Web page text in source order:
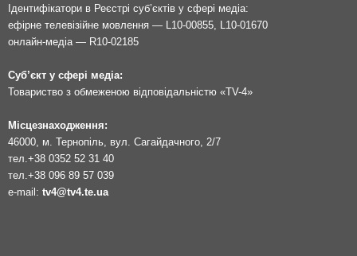
Ідентифікатори в Реєстрі суб’єктів у сфері медіа:
ефірне телевізійне мовлення — L10-00855, L10-01670
онлайн-медіа — R10-02185
Суб’єкт у сфері медіа:
Товариство з обмеженою відповідальністю «TV-4»
Місцезнаходження:
46000, м. Тернопіль, вул. Сагайдачного, 2/7
тел. +38 0352 52 31 40
тел. +38 096 89 57 039
e-mail: tv4@tv4.te.ua